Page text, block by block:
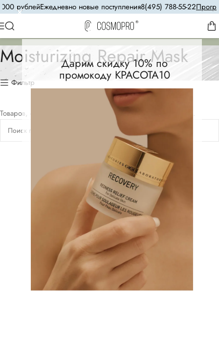
Дарим скидку 10% по
промокоду КРАСОТА10
рублейЕжедневно новые поступления8(495) 788-55-22
Moisturizing Repair Mask
Фильтр
Товаров, соответствующих вашему запросу, не обнаружено.